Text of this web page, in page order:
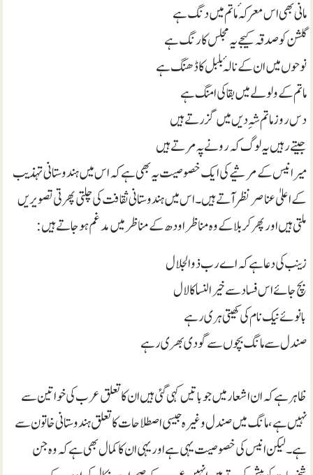
مانی بھی اس معرکہٴ ماتم میں دنگ ہے
گلشن کو صدقہ کیجے یہ مجلس کا رنگ ہے
نوحوں میں ان کے نالہٴ بلبل کا ڈھنگ ہے
ماتم کے ولولے میں بقا کی امنگ ہے
دس روز ماتم شہِ دیں میں گزرتے ہیں
جیتے رہیں یہ لوگ کہ رونے پہ مرتے ہیں
میر انیس کے مرثیے کی ایک خصوصیت یہ بھی ہے کہ اس میں ہندوستانی تہذیب
کے اعلیٰ عناصر نظر آتے ہیں۔ اس میں ہندوستانی ثقافت کی چلتی پھرتی تصویریں
ملتی ہیں اور پھر کربلا کے وہ مناظر اودھ کے مناظر میں مدغم ہو جاتے ہیں:
زینب کی دعا ہے کہ اے رب ذوالجلال
بچ جائے اس فساد سے خیر النسا کا لال
بانو ئے نیک نام کی کھیتی ہری رہے
صندل سے مانگ بچوں سے گودی بھری رہے
ظاہر ہے کہ ان اشعار میں جو باتیں کہی گئی ہیں ان کا تعلق عرب کی خواتین سے
نہیں ہے،مانگ میں صندل وغیرہ جیسی اصطلاحات کا تعلق ہندوستانی خاتون سے
ہے۔ لیکن انیس کی خصوصیت یہی ہے اور یہی ان کا کمال بھی ہے کہ وہ جن